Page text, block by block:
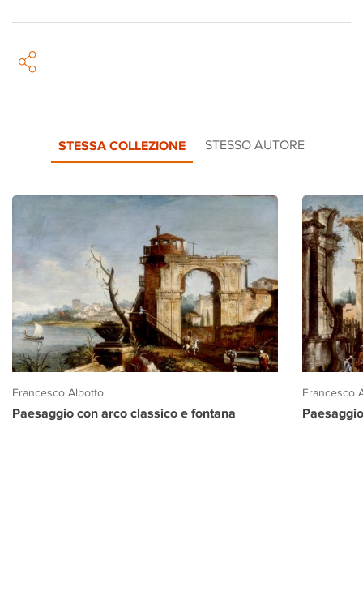
STESSA COLLEZIONE STESSO AUTORE
Francesco Albotto
Paesaggio con arco classico e fontana
Francesco